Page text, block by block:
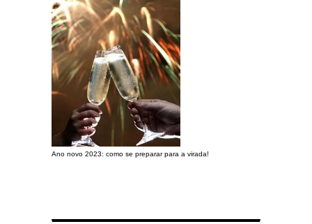
Ano novo 2023: como se preparar para a virada!